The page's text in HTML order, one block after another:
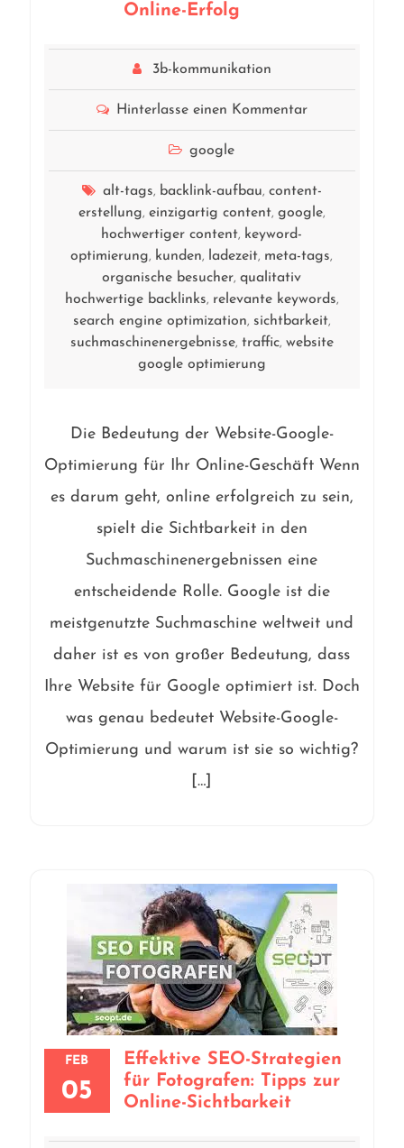
Online-Erfolg
3b-kommunikation
Hinterlasse einen Kommentar
google
alt-tags, backlink-aufbau, content-
erstellung, einzigartig content, google,
hochwertiger content, keyword-
optimierung, kunden, ladezeit, meta-tags,
organische besucher,qualitativ
hochwertige backlinks, relevante keywords,
search engine optimization, sichtbarkeit,
suchmaschinenergebnisse, traffic, website
google optimierung
Die Bedeutung der Website-Google-
Optimierung für Ihr Online-Geschäft Wenn
es darum geht, online erfolgreich zu sein,
spielt die Sichtbarkeit in den
Suchmaschinenergebnissen eine
entscheidende Rolle. Google ist die
meistgenutzte Suchmaschine weltweit und
daher ist es von großer Bedeutung, dass
Ihre Website für Google optimiert ist. Doch
was genau bedeutet Website-Google-
Optimierung und warum ist sie so wichtig?
[…]
FEB
05
Effektive SEO-Strategien
für Fotografen: Tipps zur
Online-Sichtbarkeit